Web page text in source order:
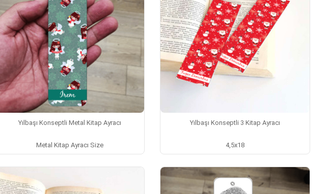
Yılbaşı Konseptli Metal Kitap Ayracı
Metal Kitap Ayracı Size
Yılbaşı Konseptli 3 Kitap Ayracı
4,5x18